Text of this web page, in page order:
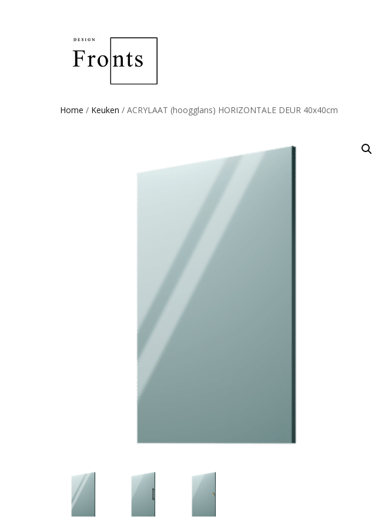
Home / Keuken / ACRYLAAT (hoogglans) HORIZONTALE DEUR 40x40cm